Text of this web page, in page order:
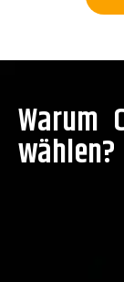
Warum
wählen?